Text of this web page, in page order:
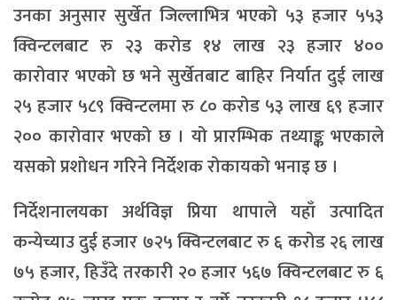
उनका अनुसार सुर्खेत जिल्लाभित्र भएको ५३ हजार ५५३
क्विन्टलबाट रु २३ करोड १४ लाख २३ हजार ४००
कारोवार भएको छ भने सुर्खेतबाट बाहिर निर्यात दुई लाख
२५ हजार ५८९ क्विन्टलमा रु ८० करोड ५३ लाख ६९ हजार
२०० कारोवार भएको छ । यो प्रारम्भिक तथ्याङ्क भएकाले
यसको प्रशोधन गरिने निर्देशक रोकायको भनाइ छ ।
निर्देशनालयका अर्थविज्ञ प्रिया थापाले यहाँ उत्पादित
कन्येच्याउ दुई हजार ७२५ क्विन्टलबाट रु ६ करोड २६ लाख
७५ हजार, हिउँदे तरकारी २० हजार ५६७ क्विन्टलबाट रु ६